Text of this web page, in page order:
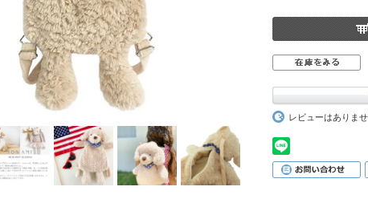
レビューはありま